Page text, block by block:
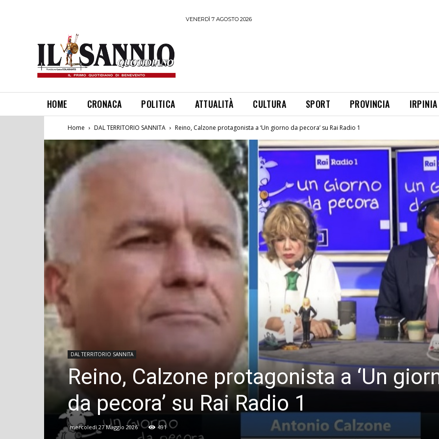
VENERDÌ 7 AGOSTO 2026
HOME CRONACA POLITICA ATTUALITÀ CULTURA SPORT PROVINCIA IRPINIA
Home DAL TERRITORIO SANNITA Reino, Calzone protagonista a ‘Un giorno da pecora’ su Rai Radio 1
DAL TERRITORIO SANNITA
Reino, Calzone protagonista a ‘Un
da pecora’ su Rai Radio 1
mercoledì 27 Maggio 2026 491